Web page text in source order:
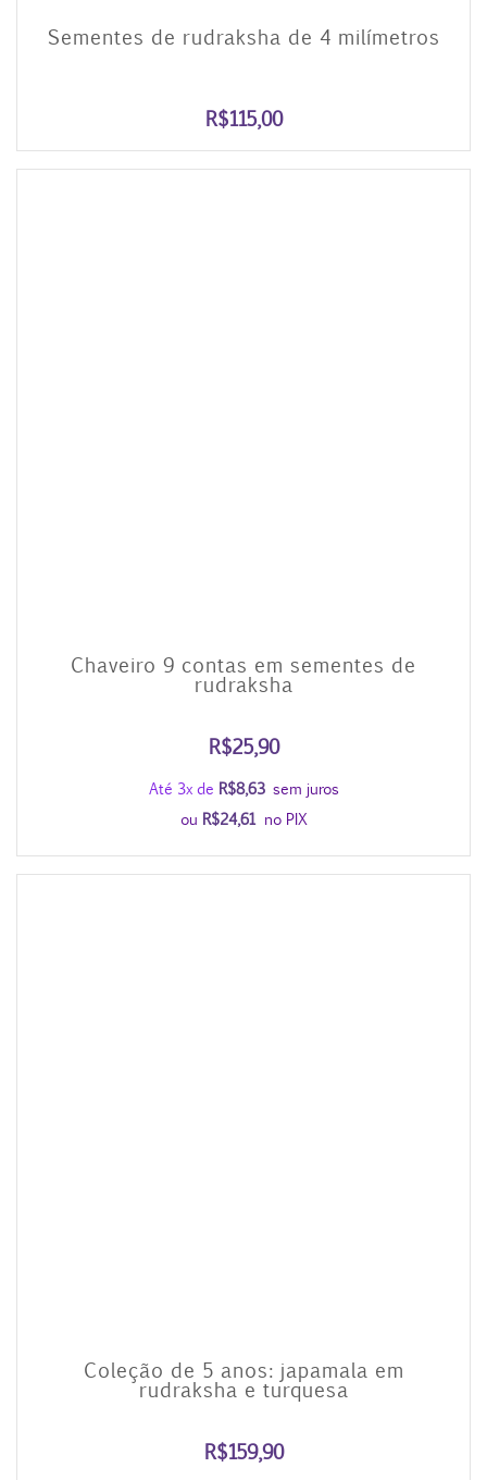
Sementes de rudraksha de 4 milímetros
R$115,00
Chaveiro 9 contas em sementes de
rudraksha
R$25,90
Até 3x de R$8,63 sem juros
ou R$24,61 no PIX
Coleção de 5 anos: japamala em
rudraksha e turquesa
R$159,90